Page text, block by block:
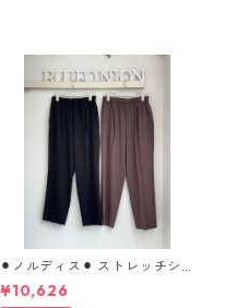
⚫︎ノルディス⚫︎ ストレッチシ
フォンテーパードパンツ 8026
8310 dignitecollier
¥10,626